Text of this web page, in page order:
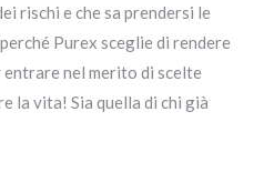
rischi e che sa prendersi le
Purex sceglie di rendere
nel merito di scelte
la vita! Sia quella di chi già